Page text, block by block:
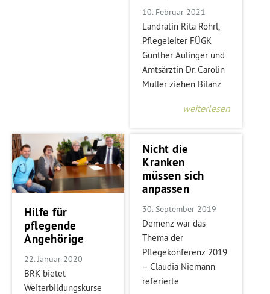
10. Februar 2021
Landrätin Rita Röhrl,
Pflegeleiter FÜGK
Günther Aulinger und
Amtsärztin Dr. Carolin
Müller ziehen Bilanz
weiterlesen
Hilfe für
pflegende
Angehörige
22. Januar 2020
BRK bietet
Weiterbildungskurse
Nicht die
Kranken
müssen sich
anpassen
30. September 2019
Demenz war das
Thema der
Pflegekonferenz 2019
– Claudia Niemann
referierte